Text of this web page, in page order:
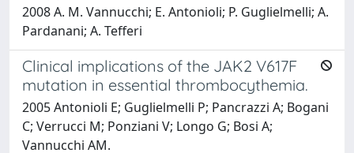
2008 A. M. Vannucchi; E. Antonioli; P. Guglielmelli; A.
Pardanani; A. Tefferi
Clinical implications of the JAK2 V617F
mutation in essential thrombocythemia.
2005 Antonioli E; Guglielmelli P; Pancrazzi A; Bogani
C; Verrucci M; Ponziani V; Longo G; Bosi A;
Vannucchi AM.